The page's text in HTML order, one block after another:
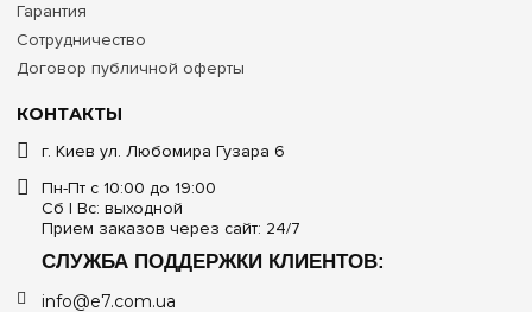
КОНТАКТЫ
г. Киев ул. Любомира Гузара 6
Пн-Пт с 10:00 до 19:00
Сб | Вс: выходной
Прием заказов через сайт: 24/7
СЛУЖБА ПОДДЕРЖКИ КЛИЕНТОВ:
info@e7.com.ua
Гарантия
Сотрудничество
Договор публичной оферты